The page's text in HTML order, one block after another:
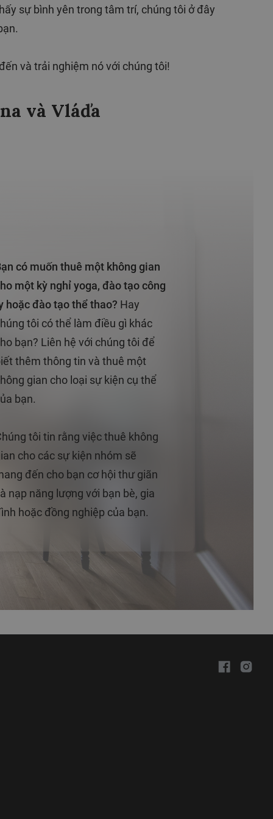
sự bình yên trong tâm trí, chúng tôi ở đây
và trải nghiệm nó với chúng tôi!
và Vláďa
có muốn thuê một không gian
một kỳ nghỉ yoga, đào tạo công
hoặc đào tạo thể thao? Hay
tôi có thể làm điều gì khác
bạn? Liên hệ với chúng tôi để
thêm thông tin và thuê một
gian cho loại sự kiện cụ thể
bạn.
tôi tin rằng việc thuê không
cho các sự kiện nhóm sẽ
đến cho bạn cơ hội thư giãn
nạp năng lượng với bạn bè, gia
hoặc đồng nghiệp của bạn.